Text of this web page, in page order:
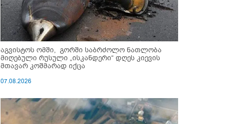
აგვისტოს ომში, გორში საბრძოლო ნათლობა
მიღებული რუსული „ისკანდერი“ დღეს კიევის
მთავარ კოშმარად იქცა
07.08.2026